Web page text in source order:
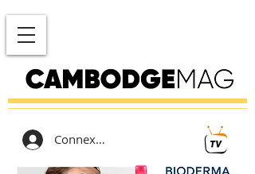
Connexion